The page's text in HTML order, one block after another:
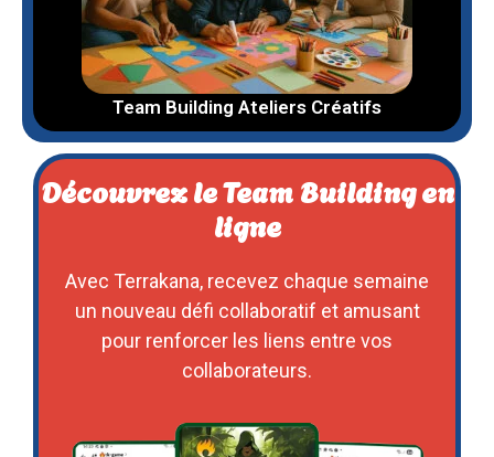
Team Building Ateliers Créatifs
Découvrez le Team Building en
ligne
Avec Terrakana, recevez chaque semaine
un nouveau défi collaboratif et amusant
pour renforcer les liens entre vos
collaborateurs.